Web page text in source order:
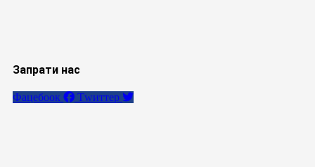
Запрати нас
Фацебоок Тwиттер